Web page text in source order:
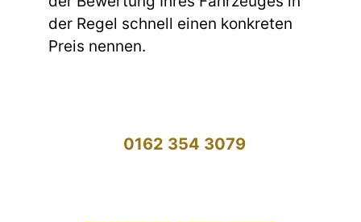
der Regel schnell einen konkreten
Preis nennen.
0162 354 3079